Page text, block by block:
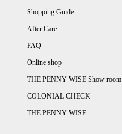
Shopping Guide
After Care
FAQ
Online shop
THE PENNY WISE Show room
COLONIAL CHECK
THE PENNY WISE